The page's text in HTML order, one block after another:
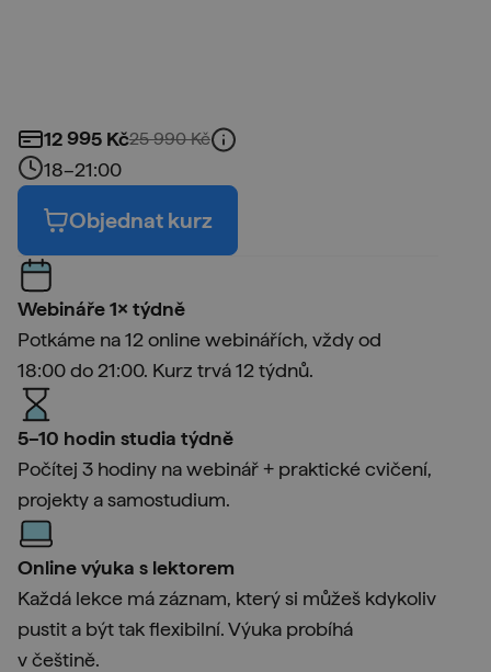
12 995 Kč25 990Kč
18–21:00
Objednat kurz
Webináře 1× týdně
Potkáme na 12 online webinářích, vždy od
18:00 do 21:00. Kurz trvá 12 týdnů.
5–10 hodin studia týdně
Počítej 3 hodiny na webinář + praktické cvičení,
projekty a samostudium.
Online výuka s lektorem
Každá lekce má záznam, který si můžeš kdykoliv
pustit a být tak flexibilní. Výuka probíhá
v češtině.